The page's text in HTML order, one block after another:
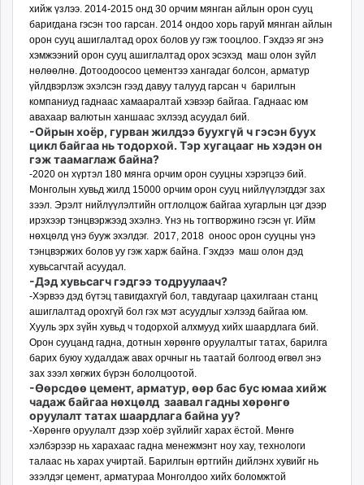
tumen.mn
shuum.mn
times.mn
tvmongolia.mn
mass.mn
unegui.mn
assa.mn
toim.mn
tac.mn
paparazzi.mn
unread.today
хийж үзлээ. 2014-2015 онд 30 орчим мянган айлын орон сууц
баригдана гэсэн тоо гарсан. 2014 ондоо хорь гаруй мянган айлын
орон сууц ашиглалтад орох болов уу гэж тооцлоо. Гэхдээ яг энэ
хэмжээний орон сууц ашиглалтад орох эсэхэд маш олон зүйл
нөлөөлнө. Дотоодоосоо цементээ хан­­га­даг болсон, арматур
үйлд­вэрлэж эхэлсэн гээд давуу талууд гарсан ч барил­гын
компаниуд гаднаас хамаа­ралтай хэвээр байгаа. Гаднаас юм
авахаар валютын ханшаас эхлээд асуудал бий.
-Ойрын хоёр, гурван жилдээ буухгүй ч гэсэн буух
цикл байгаа нь тодорхой. Тэр хугацааг нь хэдэн он
гэж таамаглаж байна?
-2020 он хүртэл 180 мянга орчим орон сууцны хэрэгцээ бий.
Монголын хувьд жилд 15000 орчим орон сууц нийлүүлэгддэг зах
зээл. Эрэлт нийлүүлэлтийн огтлолцож байгаа хугарлын цэг дээр
ирэхээр тэнцвэржээд эхэлнэ. Үнэ нь тогтворжино гэсэн үг. Ийм
нөхцөлд үнэ бууж эхэлдэг. 2017, 2018 оноос орон сууцны үнэ
тэнцвэржих болов уу гэж харж байна. Гэхдээ маш олон дэд
хувьсагчтай асуудал.
-Дэд хувьсагч гэдгээ тодруулаач?
-Хэрвээ дэд бүтэц тавиг­дахгүй бол, тавдугаар цахил­гаан станц
ашиглалтад орох­гүй бол гэх мэт асуудлыг хэлээд байгаа юм.
Хууль эрх зүйн хувьд ч тодорхой алхмууд хийх шаардлага бий.
Орон сууцанд гадна, дотнын хөрөнгө оруулалтыг татах, барилга
барих буюу худалдаж авах орчныг нь таатай болгоод өгвөл энэ
зах зээл хөгжих бүрэн бололцоотой.
-Өөрсдөө цемент, арма­тур, өөр бас бус юмаа хийж
чадаж байгаа нөхцөлд заа­вал гадны хөрөнгө
оруулалт татах шаардлага байна уу?
-Хөрөнгө оруулалт дээр хоёр зүйлийг харах ёстой. Мөнгө
хэлбэрээр нь харахаас гадна менежмэнт ноу хау, технологи
талаас нь харах учиртай. Барилгын өртгийн дийлэнх хувийг нь
эзэлдэг цемент, арматураа Монголдоо хийх боломжтой